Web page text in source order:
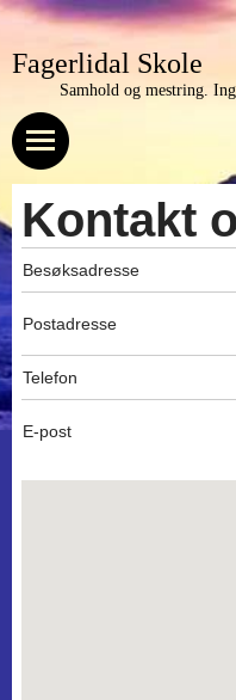
Fagerlidal Skole
Samhold og mestring.
Kontakt
Besøksadresse
Postadresse
Telefon
E-post